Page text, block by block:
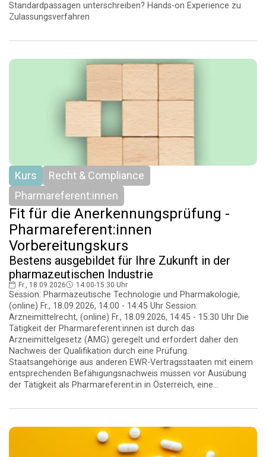
Standardpassagen unterschreiben? Hands-on Experience zu
Zulassungsverfahren
Kurs
Recht & Compliance
Pharmareferent:innen
Fit für die Anerkennungsprüfung -
Pharmareferent:innen
Vorbereitungskurs
Bestens ausgebildet für Ihre Zukunft in der
pharmazeutischen Industrie
Fr., 18.09.2026 14:00-15:30 Uhr
Session: Pharmazeutische Technologie und Pharmakologie,
(online) Fr., 18.09.2026, 14:00 - 14:45 Uhr Session:
Arzneimittelrecht, (online) Fr., 18.09.2026, 14:45 - 15:30 Uhr Die
Tätigkeit der Pharmareferent:innen ist durch das
Arzneimittelgesetz (AMG) geregelt und erfordert daher den
Nachweis der Qualifikation durch eine Prüfung.
Staatsangehörige aus anderen EWR-Vertragsstaaten mit einem
entsprechenden Befähigungsnachweis müssen vor Ausübung
der Tätigkeit als Pharmareferent:in in Österreich, eine...